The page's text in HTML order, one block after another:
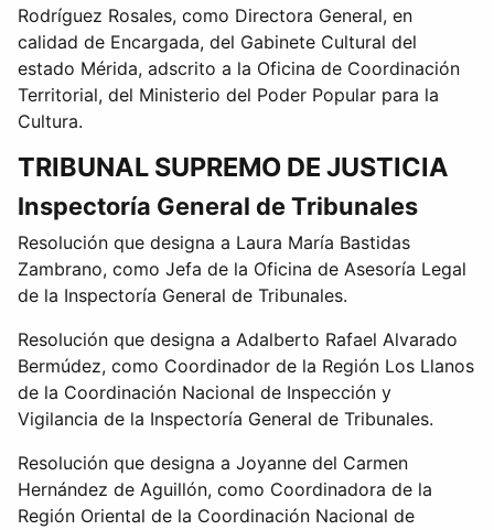
Rodríguez Rosales, como Directora General, en
calidad de Encargada, del Gabinete Cultural del
estado Mérida, adscrito a la Oficina de Coordinación
Territorial, del Ministerio del Poder Popular para la
Cultura.
TRIBUNAL SUPREMO DE JUSTICIA
Inspectoría General de Tribunales
Resolución que designa a Laura María Bastidas
Zambrano, como Jefa de la Oficina de Asesoría Legal
de la Inspectoría General de Tribunales.
Resolución que designa a Adalberto Rafael Alvarado
Bermúdez, como Coordinador de la Región Los Llanos
de la Coordinación Nacional de Inspección y
Vigilancia de la Inspectoría General de Tribunales.
Resolución que designa a Joyanne del Carmen
Hernández de Aguillón, como Coordinadora de la
Región Oriental de la Coordinación Nacional de